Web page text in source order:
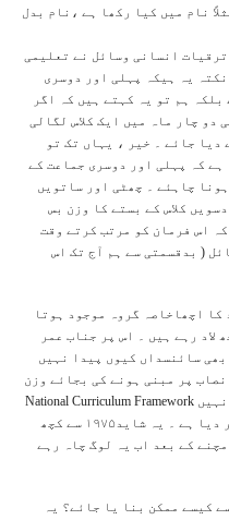
نام میں کیا رکھا ہے ،نام بدل
انسانی وسائل نے تعلیمی
یہ ہیکہ پہلی اور دوسری
ہم تو یہ کہتے ہیں کہ اگر
دو چار ماہ میں ایک کلاس لگالی
جائے ۔ خیر ، یہاں تک تو
کہ پہلی اور دوسری جماعت کے
چاہئے ۔ تیسری سے پانچویں جماعت تک کے بستے کا وزن ۲ سے ۳ کلو تک ہونا چاہئے ۔ چھٹی اور ساتویں
کلاس کے بستے کا وزن بس
اس فرمان کو مرتب کرتے وقت
( بدقسمتی سے ہم آج تک اس
کا اچھاخاصہ گروہ موجود ہوتا
رہے ہیں ۔ اس پر جناب عمر
سائنسداں کیوں پیدا نہیں
پر مبنی ہونے کی بجائے وزن
پر منحصر کیوں ہے ؟ کیا یہ شرم کی بات نہیں کہ وزارت تعلیم جاہلوں کی طرح گائڈ لائنس دے ۔معلوم نہیں National Curriculum Framework
کب وجود میں آیا ۔ مگر اس نے ۱۹۷۵،۱۹۸۸ ،۲۰۰۰ اور ۲۰۰۵ میں تمام تعلیمی نیٹ ورک کو نصاب بنا کر دیا ہے ۔ یہ شاید۱۹۷۵ سے کچھ
کے بعد اب یہ لوگ چاہ رہے
کیسے ممکن بنا یا جائے؟ یہ